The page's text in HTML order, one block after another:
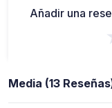
Añadir una
Media (13